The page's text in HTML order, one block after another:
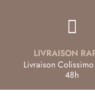
LIVRAISON
Livraison
48h